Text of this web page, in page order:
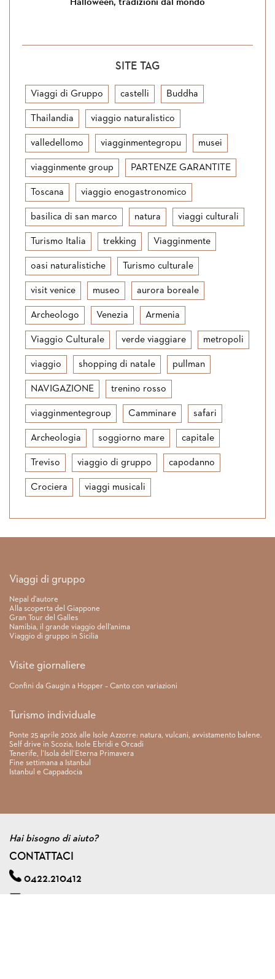
Halloween, tradizioni dal mondo
SITE TAG
Viaggi di Gruppo castelli Buddha
Thailandia viaggio naturalistico
valledellomo viagginmentegropu musei
viagginmente group PARTENZE GARANTITE
Toscana viaggio enogastronomico
basilica di san marco natura viaggi culturali
Turismo Italia trekking Viagginmente
oasi naturalistiche Turismo culturale
visit venice museo aurora boreale
Archeologo Venezia Armenia
Viaggio Culturale verde viaggiare metropoli
viaggio shopping di natale pullman
NAVIGAZIONE trenino rosso
viagginmentegroup Camminare safari
Archeologia soggiorno mare capitale
Treviso viaggio di gruppo capodanno
Crociera viaggi musicali
Link rapidi
Viaggi di gruppo
Nepal d’autore
Alla scoperta del Giappone
Gran Tour del Galles
Namibia, il grande viaggio dell’anima
Viaggio di gruppo in Sicilia
Visite giornaliere
Confini da Gaugin a Hopper – Canto con variazioni
Turismo individuale
Ponte 25 aprile 2026 alle Isole Azzorre: natura, vulcani, avvistamento balene.
Self drive in Scozia, Isole Ebridi e Orcadi
Tenerife, l’Isola dell’Eterna Primavera
Fine settimana a Istanbul
Istanbul e Cappadocia
Hai bisogno di aiuto?
CONTATTACI
0422.210412